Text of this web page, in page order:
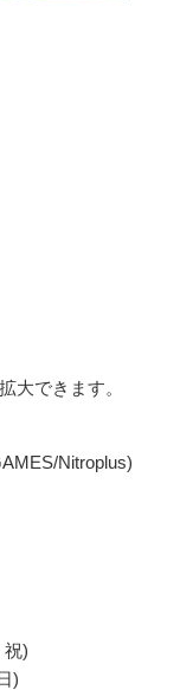
大できます。
Nitroplus)
祝)
)